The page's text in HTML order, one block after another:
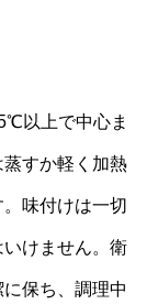
以上で中心ま
すか軽く加熱
味付けは一切
けません。衛
保ち、調理中